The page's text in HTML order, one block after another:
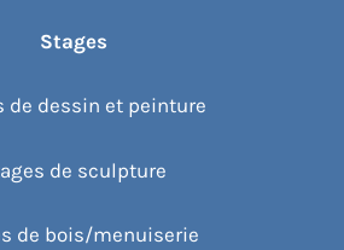
Stages
de dessin et peinture
de sculpture
de bois/menuiserie